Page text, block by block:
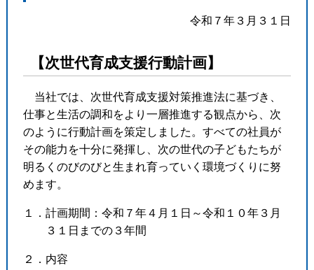
令和７年３月３１日
【次世代育成支援行動計画】
当社では、次世代育成支援対策推進法に基づき、
仕事と生活の調和をより一層推進する観点から、次
のように行動計画を策定しました。すべての社員が
その能力を十分に発揮し、次の世代の子どもたちが
明るくのびのびと生まれ育っていく環境づくりに努
めます。
１．計画期間：令和７年４月１日～令和１０年３月
３１日までの３年間
２．内容